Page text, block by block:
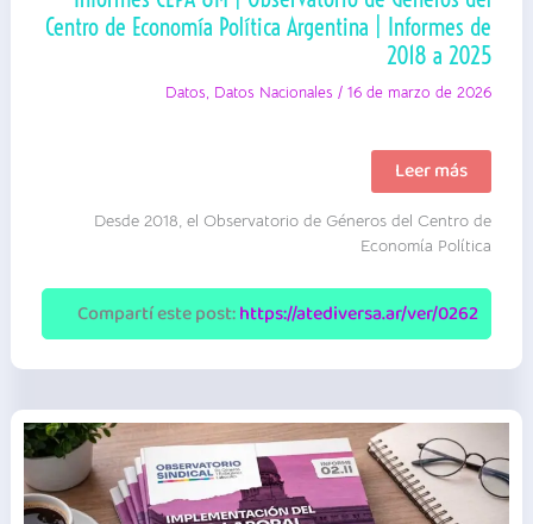
Centro de Economía Política Argentina | Informes de
2018 a 2025
Datos, Datos Nacionales /16 de marzo de 2026
Informes
CEPA
8M
|
Observatorio
Géneros
del
Centro
de
Política
|
Informes
de
2018
a
2025
Leer más
Desde 2018, el Observatorio de Géneros del Centro de
Economía Política
Compartí este post:https://atediversa.ar/ver/0262